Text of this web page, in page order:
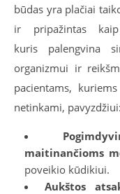
būdas yra plačiai
ir pripažintas
kuris palengvina
organizmui ir
pacientams,
netinkami, pavyzdžiui:
maitinančioms
poveikio kūdikiui.
Aukštos